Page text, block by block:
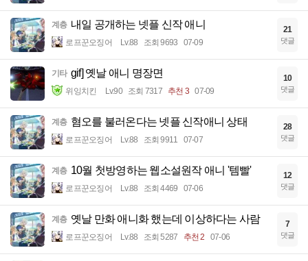
계층 내일 공개하는 넷플 신작 애니
로프꾼오징어 Lv.88 조회 9693 07-09
21
댓글
기타 gif] 옛날 애니 명장면
위잉치킨 Lv.90 조회 7317 추천 3 07-09
10
댓글
계층 혐오를 불러온다는 넷플 신작애니 상태
로프꾼오징어 Lv.88 조회 9911 07-07
28
댓글
계층 10월 첫방영하는 웹소설원작 애니 '템빨'
로프꾼오징어 Lv.88 조회 4469 07-06
12
댓글
계층 옛날 만화 애니화 했는데 이상하다는 사람
로프꾼오징어 Lv.88 조회 5287 추천 2 07-06
7
댓글